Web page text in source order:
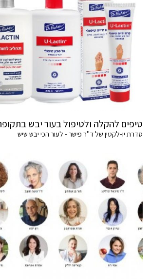
טיפים להקלה ולטיפול בעור יבש
סדרת יו-לקטין של ד"ר פישר - לעור הכי יבש שיש